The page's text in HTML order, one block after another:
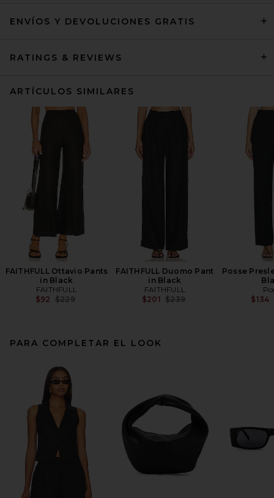
ENVÍOS Y DEVOLUCIONES GRATIS
RATINGS & REVIEWS
ARTÍCULOS SIMILARES
FAITHFULL Ottavio Pants
in Black
FAITHFULL
$92 Previous price:
$229
FAITHFULL Duomo Pant
in Black
FAITHFULL
$201 Previous price:
$239
Posse
$134
PARA COMPLETAR EL LOOK